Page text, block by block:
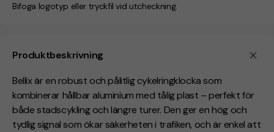
Produktbeskrivning
Bellix är en robust och pålitlig cykelringklocka som
kombinerar hållbar aluminium med tålig plast – perfekt för
både stadscykling och längre turer. Den ger en hög och
tydlig signal som ökar säkerheten i trafiken, och är enkel att
Bifoga logotyp eller tryckfil vid utcheckning.